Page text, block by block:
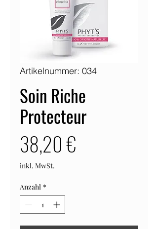
Artikelnummer: 034
Soin Riche
Protecteur
38,20 €
inkl. MwSt.
Anzahl *